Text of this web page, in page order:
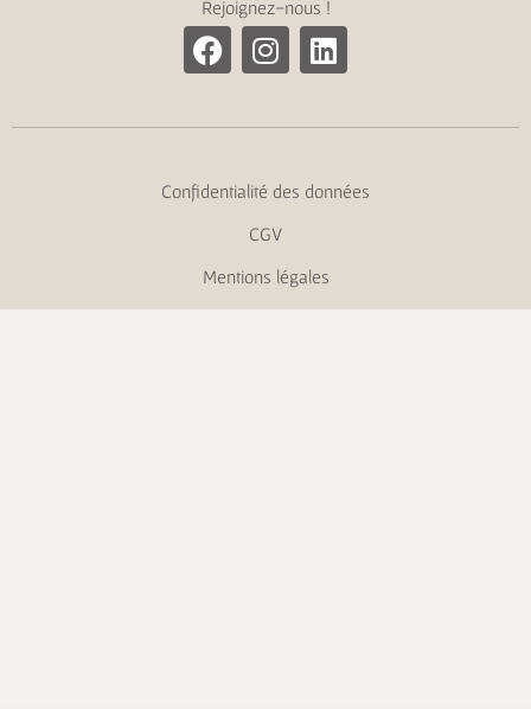
Rejoignez-nous !
Confidentialité des données
CGV
Mentions légales